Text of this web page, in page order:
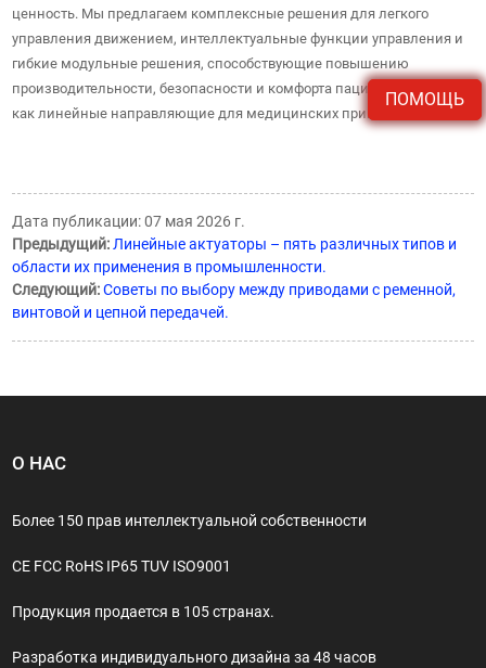
ПОМОЩЬ
ценность. Мы предлагаем комплексные решения для легкого
управления движением, интеллектуальные функции управления и
гибкие модульные решения, способствующие повышению
производительности, безопасности и комфорта пациентов, такие
как линейные направляющие для медицинских применений.
Дата публикации: 07 мая 2026 г.
Предыдущий: Линейные актуаторы – пять различных типов и
области их применения в промышленности.
Следующий: Советы по выбору между приводами с ременной,
винтовой и цепной передачей.
О НАС
Более 150 прав интеллектуальной собственности
CE FCC RoHS IP65 TUV ISO9001
Продукция продается в 105 странах.
Разработка индивидуального дизайна за 48 часов